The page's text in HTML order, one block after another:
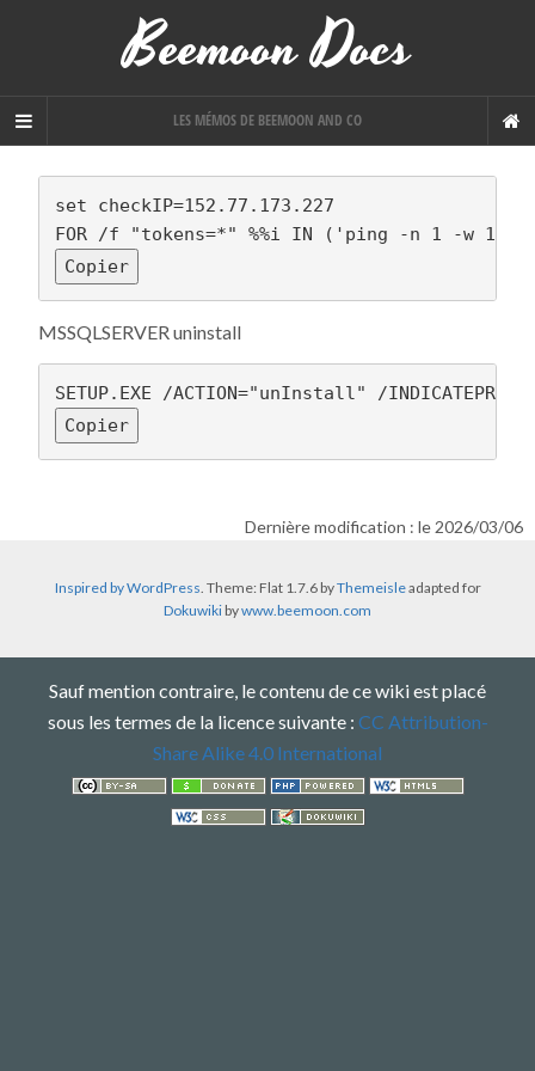
Beemoon Docs
LES MÉMOS DE BEEMOON AND CO
set checkIP=152.77.173.227
Copier
MSSQLSERVER uninstall
Copier
Dernière modification : le 2026/03/06
Inspired by WordPress . Theme: Flat 1.7.6 byThemeisleadapted for
Dokuwiki bywww.beemoon.com
Sauf mention contraire, le contenu de ce wiki est placé
sous les termes de la licence suivante : CC Attribution-
Share Alike 4.0 International